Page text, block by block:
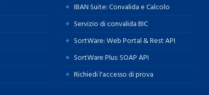
IBAN Suite: Convalida e Calcolo
Servizio di convalida BIC
SortWare: Web Portal & Rest API
SortWare Plus: SOAP API
Richiedi l'accesso di prova